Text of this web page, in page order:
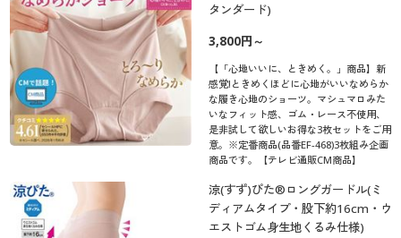
タンダード)
3,800円～
【「心地いいに、ときめく。」商品】新
感覚!ときめくほどに心地がいいなめらか
な履き心地のショーツ。マシュマロみた
いなフィット感、ゴム・レース不使用、
是非試して欲しいお得な3枚セットをご用
意。※定番商品(品番EF-468)3枚組み企画
商品です。【テレビ通販CM商品】
涼(すず)ぴた®ロングガードル(ミ
ディアムタイプ・股下約16cm・ウ
エストゴム身生地くるみ仕様)